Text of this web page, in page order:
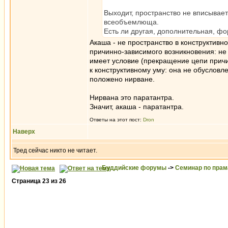
Выходит, пространство не
всеобъемлюща.
Есть ли другая, дополнительная,
Акаша - не пространство в
причинно-зависимого возникновения:
имеет условие (прекращение цепи
к конструктивному уму: она не
положено нирване.
Нирвана это паратантра.
Значит, акаша - паратантра.
Ответы на этот пост: Dron
Наверх
Тред сейчас никто не читает.
Буддийские форумы -> Семинар по
Страница 23 из 26